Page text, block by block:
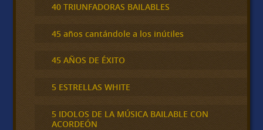
40 TRIUNFADORAS BAILABLES
45 años cantándole a los inútiles
45 AÑOS DE ÉXITO
5 ESTRELLAS WHITE
5 IDOLOS DE LA MÚSICA BAILABLE CON
ACORDEÓN